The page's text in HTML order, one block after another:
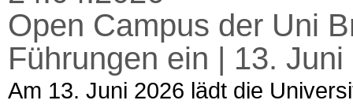
Open Campus der Uni
Führungen ein | 13.
Am 13. Juni 2026 lädt die